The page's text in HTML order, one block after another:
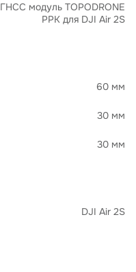
ГНСС модуль TOPODRONE
PPK для DJI Air 2S
60 мм
30 мм
30 мм
DJI Air 2S